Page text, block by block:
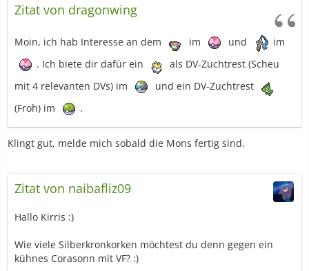
Zitat von dragonwing
Moin, ich hab Interesse an dem im und
im
. Ich biete dir dafür ein
als DV-Zuchtrest (Scheu
mit 4 relevanten DVs) im
und ein DV-Zuchtrest
(Froh) im
.
Klingt gut, melde mich sobald die Mons fertig sind.
Zitat von naibafliz09
Hallo Kirris :)
Wie viele Silberkronkorken möchtest du denn gegen ein
kühnes Corasonn mit VF? :)